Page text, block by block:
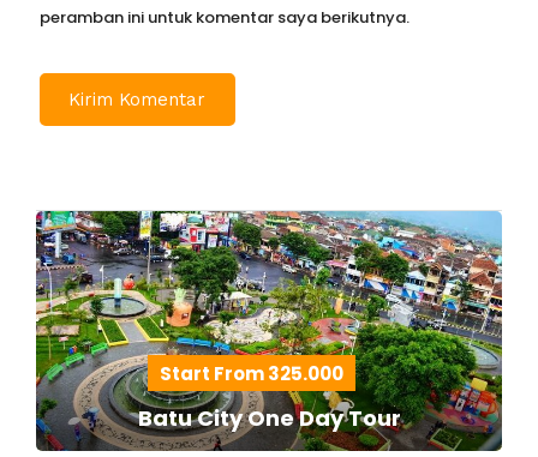
peramban ini untuk komentar saya berikutnya.
Start From 325.000
Batu City One Day Tour